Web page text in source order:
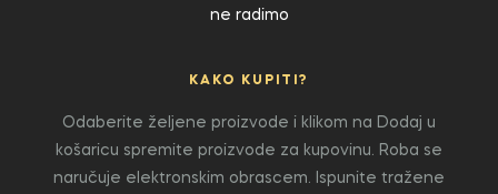
ne radimo
KAKO KUPITI?
Odaberite željene proizvode i klikom na Dodaj u
košaricu spremite proizvode za kupovinu. Roba se
naručuje elektronskim obrascem. Ispunite tražene